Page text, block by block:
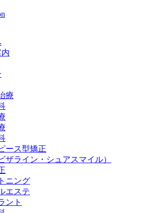
療
ース型矯正
ザライン・シュアスマイル）
ニング
エステ
ント